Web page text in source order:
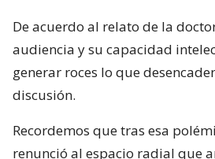
De acuerdo al relato de la
audiencia y su capacidad
generar roces lo que
discusión.
Recordemos que tras esa
renunció al espacio radial que